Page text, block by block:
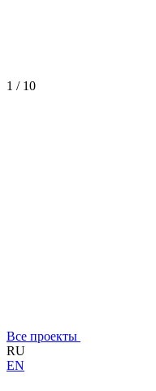
1 / 10
Все проекты
RU
EN